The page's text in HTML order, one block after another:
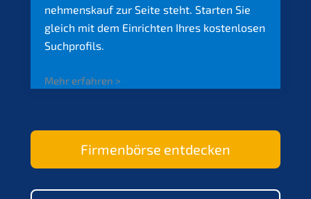
nehmens­kauf zur Seite steht. Starten Sie
gleich mit dem Einrich­ten Ihres kosten­lo­sen
Suchprofils.
Mehr erfah­ren >
Firmen­bör­se entdecken